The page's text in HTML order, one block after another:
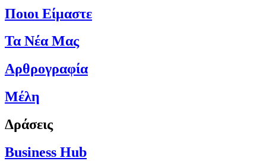
Ποιοι Είμαστε
Τα Νέα Μας
Αρθρογραφία
Μέλη
Δράσεις
Business Hub